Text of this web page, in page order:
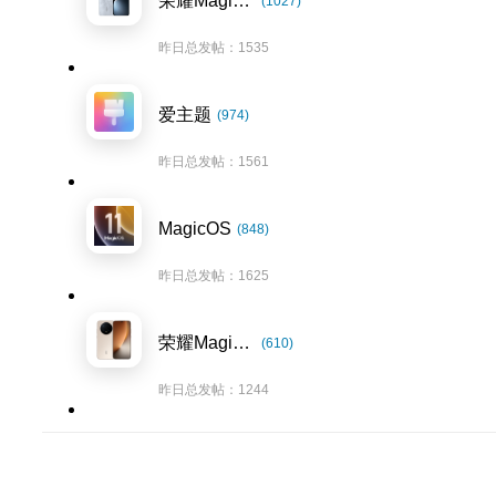
昨日总发帖：1535
爱主题 (974)
昨日总发帖：1561
MagicOS (848)
昨日总发帖：1625
荣耀Magic8系列 (610)
昨日总发帖：1244